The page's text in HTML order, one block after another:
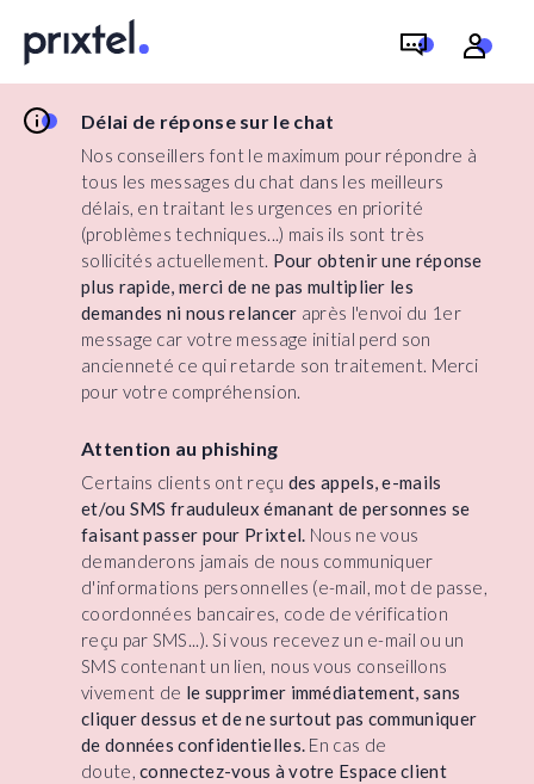
Délai de réponse sur le chat
Nos conseillers font le maximum pour répondre à
tous les messages du chat dans les meilleurs
délais, en traitant les urgences en priorité
(problèmes techniques...) mais ils sont très
sollicités actuellement. Pour obtenir une réponse
plus rapide, merci de ne pas multiplier les
demandes ni nous relancer après l'envoi du 1er
message car votre message initial perd son
ancienneté ce qui retarde son traitement. Merci
pour votre compréhension.
Attention au phishing
Certains clients ont reçu des appels, e-mails
et/ou SMS frauduleux émanant de personnes se
faisant passer pour Prixtel. Nous ne vous
demanderons jamais de nous communiquer
d'informations personnelles (e-mail, mot de passe,
coordonnées bancaires, code de vérification
reçu par SMS...). Si vous recevez un e-mail ou un
SMS contenant un lien, nous vous conseillons
vivement de le supprimer immédiatement, sans
cliquer dessus et de ne surtout pas communiquer
de données confidentielles. En cas de
doute,connectez-vous à votre Espace client